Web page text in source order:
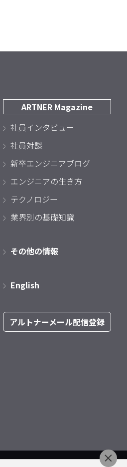
ARTNER Magazine
社員インタビュー
社員対談
新卒エンジニアブログ
エンジニアの生き方
テクノロジー
業界別の基礎知識
その他の情報
English
アルトナーメール配信登録